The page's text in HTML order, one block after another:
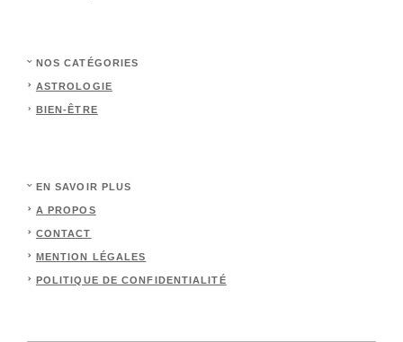
NOS CATÉGORIES
ASTROLOGIE
BIEN-ÊTRE
EN SAVOIR PLUS
A PROPOS
CONTACT
MENTION LÉGALES
POLITIQUE DE CONFIDENTIALITÉ